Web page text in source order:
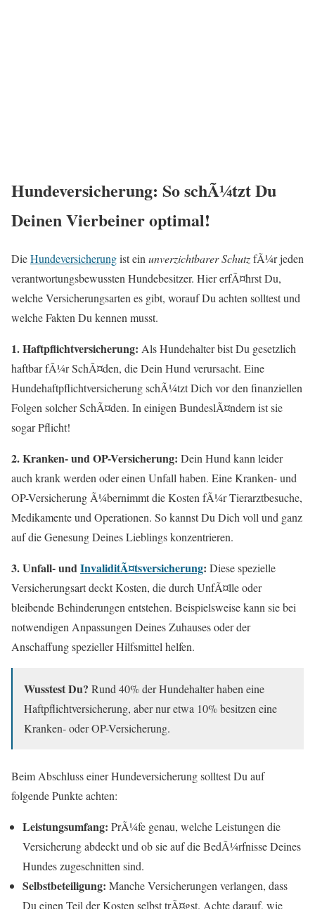
Hundeversicherung: So schÃ¼tzt Du
Deinen Vierbeiner optimal!
DieHundeversicherungist ein unverzichtbarer SchutzfÃ¼r jeden
verantwortungsbewussten Hundebesitzer. Hier erfÃ¤hrst Du,
welche Versicherungsarten es gibt, worauf Du achten solltest und
welche Fakten Du kennen musst.
1. Haftpflichtversicherung: Als Hundehalter bist Du gesetzlich
haftbar fÃ¼r SchÃ¤den, die Dein Hund verursacht. Eine
Hundehaftpflichtversicherung schÃ¼tzt Dich vor den finanziellen
Folgen solcher SchÃ¤den. In einigen BundeslÃ¤ndern ist sie
sogar Pflicht!
2. Kranken- und OP-Versicherung: Dein Hund kann leider
auch krank werden oder einen Unfall haben. Eine Kranken- und
OP-Versicherung Ã¼bernimmt die Kosten fÃ¼r Tierarztbesuche,
Medikamente und Operationen. So kannst Du Dich voll und ganz
auf die Genesung Deines Lieblings konzentrieren.
3. Unfall- undInvaliditÃ¤tsversicherung: Diese spezielle
Versicherungsart deckt Kosten, die durch UnfÃ¤lle oder
bleibende Behinderungen entstehen. Beispielsweise kann sie bei
notwendigen Anpassungen Deines Zuhauses oder der
Anschaffung spezieller Hilfsmittel helfen.
Wusstest Du? Rund 40% der Hundehalter haben eine
Haftpflichtversicherung, aber nur etwa 10% besitzen eine
Kranken- oder OP-Versicherung.
Beim Abschluss einer Hundeversicherung solltest Du auf
folgende Punkte achten:
Leistungsumfang: PrÃ¼fe genau, welche Leistungen die
Versicherung abdeckt und ob sie auf die BedÃ¼rfnisse Deines
Hundes zugeschnitten sind.
Selbstbeteiligung: Manche Versicherungen verlangen, dass
Du einen Teil der Kosten selbst trÃ¤gst. Achte darauf, wie